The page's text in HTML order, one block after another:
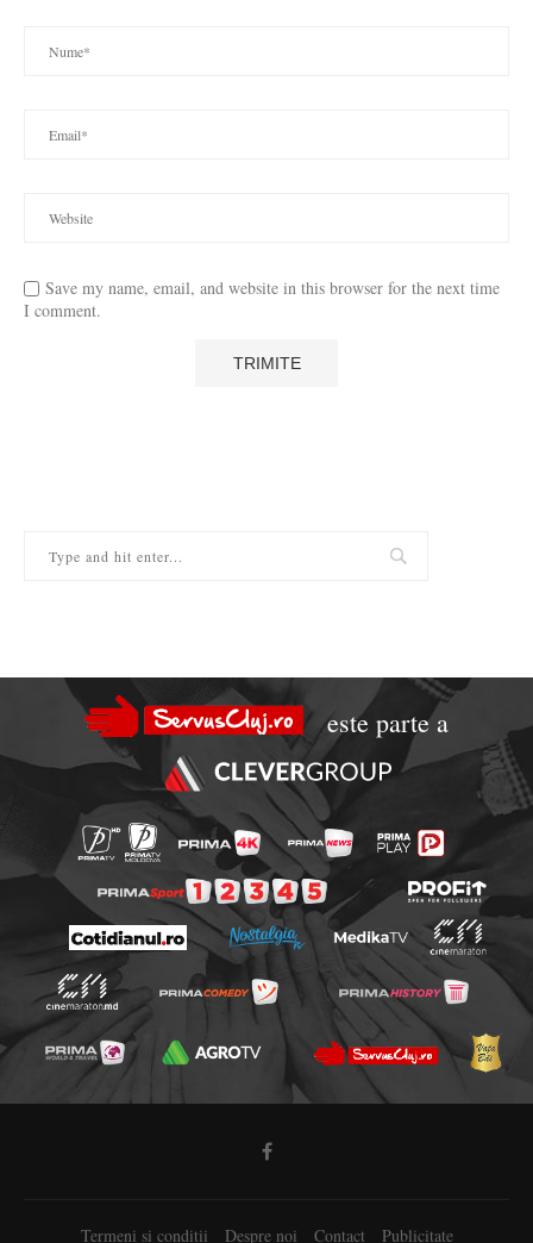
Save my name, email, and website in this browser for the next time
I comment.
este parte a
Termeni si conditii Despre noi Contact Publicitate